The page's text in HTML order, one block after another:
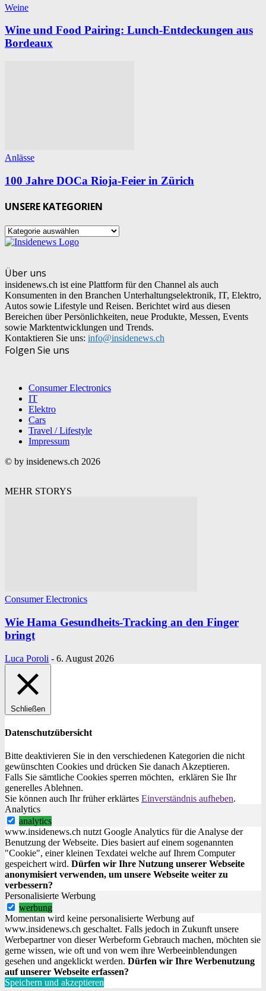
Weine
Wine und Food Pairing: Lunch-Entdeckungen aus
Bordeaux
Anlässe
100 Jahre DOCa Rioja-Feier in Zürich
UNSERE KATEGORIEN
UNSERE
KATEGORIEN
Über uns
insidenews.ch ist eine Plattform für den Channel als auch
Konsumenten in den Branchen Unterhaltungselektronik, IT, Elektro,
Autos sowie Lifestyle und Reisen. Berichtet wird aus diesen
Bereichen über Persönlichkeiten, neue Produkte, Messen, Events
sowie Marktentwicklungen und Trends.
Kontaktieren Sie uns: info@insidenews.ch
Folgen Sie uns
Consumer Electronics
IT
Elektro
Cars
Travel / Lifestyle
Impressum
© by insidenews.ch 2026
MEHR STORYS
Consumer Electronics
Wie Hama Gesundheits-Tracking an den Finger
bringt
Luca Poroli - 6. August 2026
Schließen
Datenschutzübersicht
Bitte deaktivieren Sie in den verschiedenen Kategorien die nicht
gewünschten Cookies und drücken Sie danach Akzeptieren.
Falls Sie sämtliche Cookies sperren möchten, erklären Sie Ihr
generelles Ablehnen.
Sie können auch Ihr früher erklärtes Einverständnis aufheben.
Analytics
analytics
www.insidenews.ch nutzt Google Analytics für die Analyse der
Benutzung der Webseite. Dies basiert auf einem sogenannten
"Cookie", einer kleinen Texdatei welche auf Ihrem Computer
gespeichert wird. Dürfen wir Ihre Nutzung unserer Webseite
anonymisiert verwenden, um unsere Webseite weiter zu
verbessern?
Personalisierte Werbung
werbung
Momentan wird keine personalisierte Werbung auf
www.insidenews.ch geschaltet. Falls jedoch in Zukunft unsere
Werbepartner von dieser Werbeform Gebrauch machen, möchten sie
gerne wissen, wie oft und von wem ihre Werbeeinblendungen
gesehen und angeklickt werden. Dürfen wir Ihre Werbenutzung
auf unserer Webseite erfassen?
Speichern und akzeptieren